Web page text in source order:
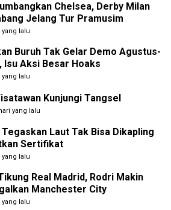
Chelsea, Derby Milan
Jelang Tur Pramusim
lalu
Buruh Tak Gelar Demo Agustus-
Isu Aksi Besar Hoaks
lalu
Kunjungi Tangsel
yang lalu
Tegaskan Laut Tak Bisa Dikapling
Sertifikat
lalu
Real Madrid, Rodri Makin
Manchester City
lalu